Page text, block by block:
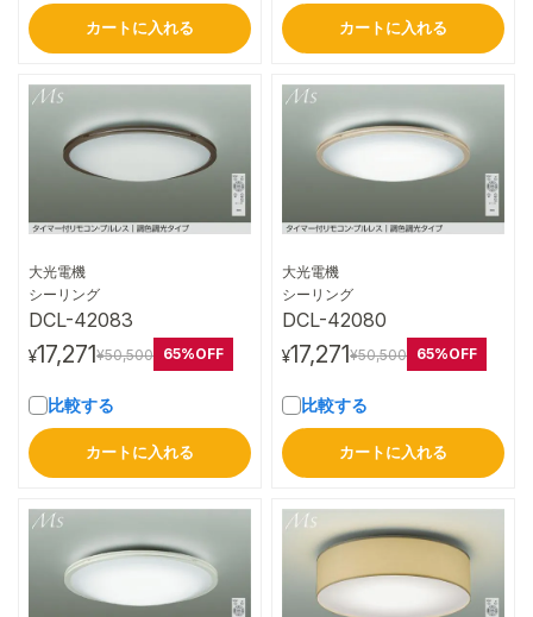
カートに入れる カートに入れる
大光電機
シーリング
DCL-42083
¥17,271¥50,500 65%OFF
比較する
カートに入れる
大光電機
シーリング
DCL-42080
¥17,271¥50,500 65%OFF
比較する
カートに入れる